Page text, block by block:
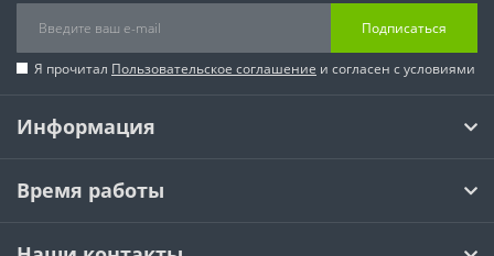
Подписаться
Я прочитал Пользовательское соглашение и согласен с условиями
Информация
Время работы